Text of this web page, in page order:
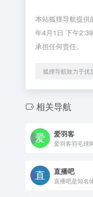
本站狐狸导航提供
年4月1日 下午
承担任何责任。
狐狸导航致力于优
相关导航
爱羽客
直播吧